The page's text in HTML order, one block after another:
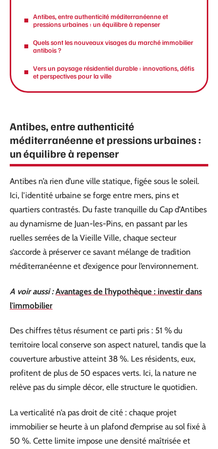
Antibes, entre authenticité méditerranéenne et
pressions urbaines : un équilibre à repenser
Quels sont les nouveaux visages du marché immobilier
antibois ?
Vers un paysage résidentiel durable : innovations, défis
et perspectives pour la ville
Antibes, entre authenticité
méditerranéenne et pressions urbaines :
un équilibre à repenser
Antibes n’a rien d’une ville statique, figée sous le soleil.
Ici, l’identité urbaine se forge entre mers, pins et
quartiers contrastés. Du faste tranquille du Cap d’Antibes
au dynamisme de Juan-les-Pins, en passant par les
ruelles serrées de la Vieille Ville, chaque secteur
s’accorde à préserver ce savant mélange de tradition
méditerranéenne et d’exigence pour l’environnement.
A voir aussi : Avantages de l'hypothèque : investir dans
l'immobilier
Des chiffres têtus résument ce parti pris : 51 % du
territoire local conserve son aspect naturel, tandis que la
couverture arbustive atteint 38 %. Les résidents, eux,
profitent de plus de 50 espaces verts. Ici, la nature ne
relève pas du simple décor, elle structure le quotidien.
La verticalité n’a pas droit de cité : chaque projet
immobilier se heurte à un plafond d’emprise au sol fixé à
50 %. Cette limite impose une densité maîtrisée et